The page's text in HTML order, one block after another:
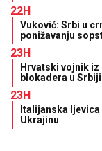
22H
Vuković: Srbi u
ponižavanju
23H
Hrvatski vojnik
blokadera u Srbiji
23H
Italijanska
Ukrajinu